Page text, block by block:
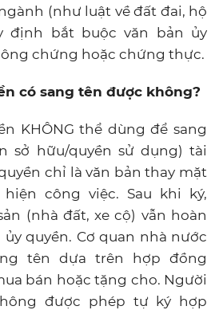
(như luật về đất đai, hộ
định bắt buộc văn bản ủy
chứng hoặc chứng thực.
có sang tên được không?
KHÔNG thể dùng để sang
sở hữu/quyền sử dụng) tài
chỉ là văn bản thay mặt
công việc. Sau khi ký,
(nhà đất, xe cộ) vẫn hoàn
quyền. Cơ quan nhà nước
tên dựa trên hợp đồng
bán hoặc tặng cho. Người
được phép tự ký hợp